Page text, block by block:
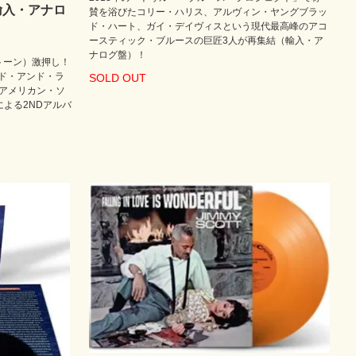
・アナロ
ン）激押し！
・アンド・ラ
メリカン・ソ
よる2NDアルバ
賛を浴びたコリー・ハリス、アルヴィン・ヤングブラッ
ド・ハート、ガイ・デイヴィスという現代最高峰のアコ
ースティック・ブルースの巨匠3人が再集結（輸入・ア
ナログ盤）！
SOLD OUT